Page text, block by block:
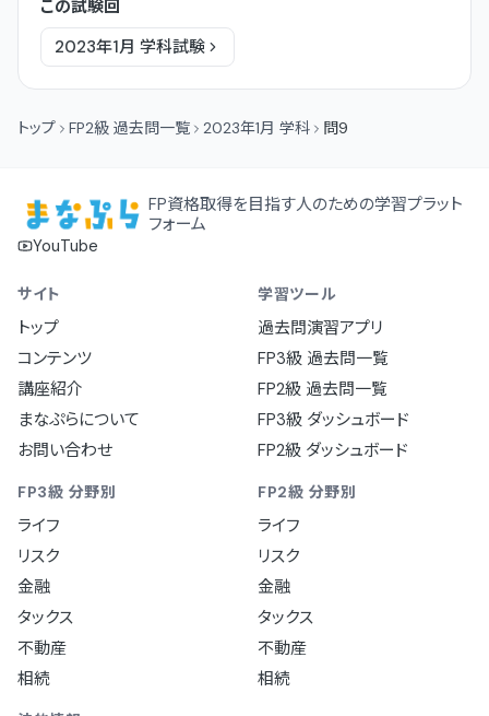
この試験回
2023年1月 学科試験
トップ FP2級 過去問一覧 2023年1月 学科 問9
FP資格取得を目指す人のための学習プラット
フォーム
YouTube
サイト
トップ
コンテンツ
講座紹介
まなぷらについて
お問い合わせ
学習ツール
過去問演習アプリ
FP3級 過去問一覧
FP2級 過去問一覧
FP3級 ダッシュボード
FP2級 ダッシュボード
FP3級 分野別
ライフ
リスク
金融
タックス
不動産
相続
FP2級 分野別
ライフ
リスク
金融
タックス
不動産
相続